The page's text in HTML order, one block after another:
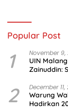
Popular Post
1 November 9,
UIN
Zainuddin:
2 December 11,
Warung
Hadirkan